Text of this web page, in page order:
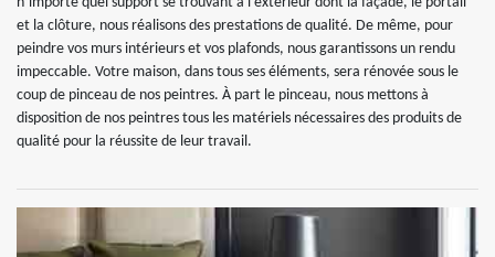
et la clôture, nous réalisons des prestations de qualité. De même, pour
peindre vos murs intérieurs et vos plafonds, nous garantissons un rendu
impeccable. Votre maison, dans tous ses éléments, sera rénovée sous le
coup de pinceau de nos peintres. À part le pinceau, nous mettons à
disposition de nos peintres tous les matériels nécessaires des produits de
qualité pour la réussite de leur travail.